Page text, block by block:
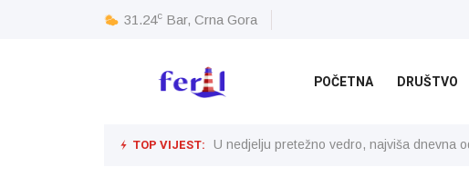
31.24c Bar, Crna Gora
POČETNA DRUŠTVO
TOP VIJEST: U nedjelju pretežno vedro, najviša dnevna